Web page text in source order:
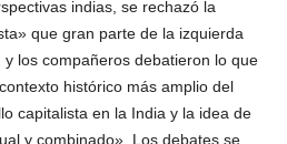
indias, se rechazó la
que gran parte de la izquierda
los compañeros debatieron lo que
histórico más amplio del
capitalista en la India y la idea de
y combinado». Los debates se